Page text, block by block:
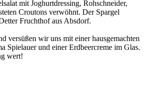
mit Joghurtdressing, Rohschneider,
Croutons verwöhnt. Der Spargel
Fruchthof aus Absdorf.
versüßen wir uns mit einer hausgemachten
Spielauer und einer Erdbeercreme im Glas.
wert!